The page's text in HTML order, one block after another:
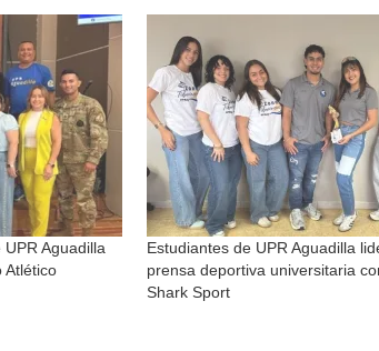
Aguadilla
Atlético
Estudiantes de UPR Aguadilla
prensa deportiva universitaria
Shark Sport